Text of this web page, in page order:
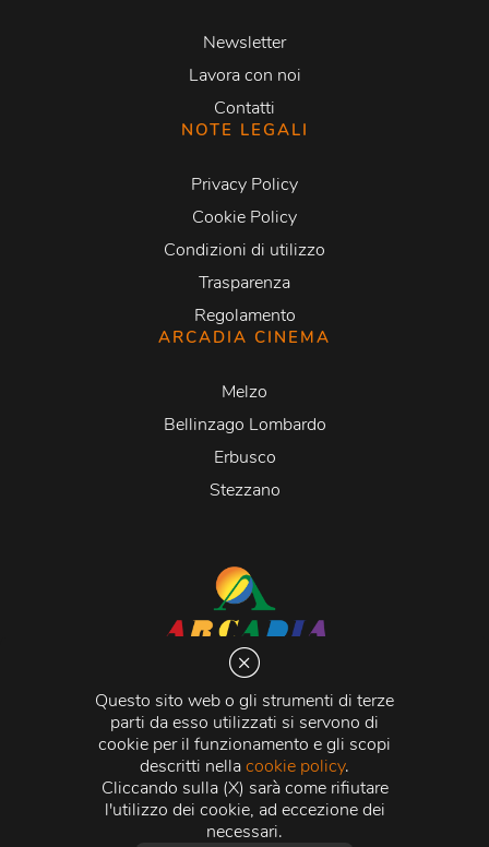
Questo sito web o gli strumenti di terze
parti da esso utilizzati si servono di
cookie per il funzionamento e gli scopi
descritti nellacookie policy.
Cliccando sulla (X) sarà come rifiutare
l'utilizzo dei cookie, ad eccezione dei
necessari.
Newsletter
Lavora con noi
Contatti
NOTE LEGALI
Privacy Policy
Cookie Policy
Condizioni di utilizzo
Trasparenza
Regolamento
ARCADIA CINEMA
Melzo
Bellinzago Lombardo
Erbusco
Stezzano
Via Martiri della Libertà 20066 Melzo (MI)
C.C.I.A.A. - R.E.A di Milano n. 1427910
Registro delle Imprese di Milano n. 338392 -
Fiscale e Partita Iva11015840157 | Capitale Sociale
500.000,00 i.v.
Credits:Crea Informatica S.r.l. 2026 © Tutti i diritti
riservati.